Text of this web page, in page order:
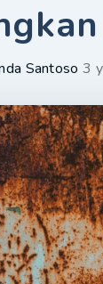
Santoso 3